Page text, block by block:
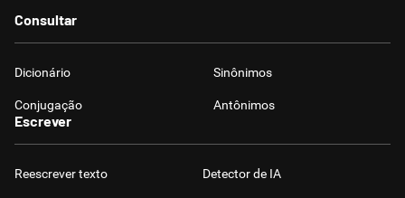
Consultar
Dicionário Sinônimos
Conjugação Antônimos
Escrever
Reescrever texto Detector de IA